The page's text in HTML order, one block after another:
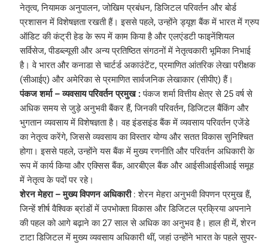
नेतृत्व, नियामक अनुपालन, जोखिम प्रबंधन, डिजिटल परिवर्तन और बोर्ड
प्रशासन में विशेषज्ञता रखती हैं। इससे पहले, उन्होंने ड्यूश बैंक में भारत में ग्रुप
ऑडिट की कंट्री हेड के रूप में काम किया है और एलएंडटी फाइनेंशियल
सर्विसेज, पीडब्ल्यूसी और अन्य प्रतिष्ठित संगठनों में नेतृत्वकारी भूमिका निभाई
है। वे भारत और कनाडा से चार्टर्ड अकाउंटेंट, प्रमाणित आंतरिक लेखा परीक्षक
(सीआईए) और अमेरिका से प्रमाणित सार्वजनिक लेखाकार (सीपीए) हैं।
पंकज शर्मा – व्यवसाय परिवर्तन प्रमुख :पंकज शर्मा वित्तीय क्षेत्र से 25 वर्ष से
अधिक समय से जुड़े अनुभवी बैंकर हैं, जिनकी परिवर्तन, डिजिटल बैंकिंग और
भुगतान व्यवसाय में विशेषज्ञता है। वह इंडसइंड बैंक में व्यवसाय परिवर्तन एजेंडे
का नेतृत्व करेंगे, जिससे व्यवसाय का विस्तार योग्य और सतत विकास सुनिश्चित
होगा। इससे पहले, उन्होंने यस बैंक में मुख्य रणनीति और परिवर्तन अधिकारी के
रूप में कार्य किया और एक्सिस बैंक, आरबीएल बैंक और आईसीआईसीआई समूह
में नेतृत्व के पदों पर रहे।
शेरन मेहरा – मुख्य विपणन अधिकारी: शेरन मेहरा अनुभवी विपणन प्रमुख हैं,
जिन्हें शीर्ष वैश्विक ब्रांडों में उपभोक्ता विकास और डिजिटल प्रक्रिया अपनाने
की पहल को आगे बढ़ाने का 27 साल से अधिक का अनुभव है। हाल ही में, शेरन
टाटा डिजिटल में मुख्य व्यवसाय अधिकारी थीं, जहां उन्होंने भारत के पहले सुपर-